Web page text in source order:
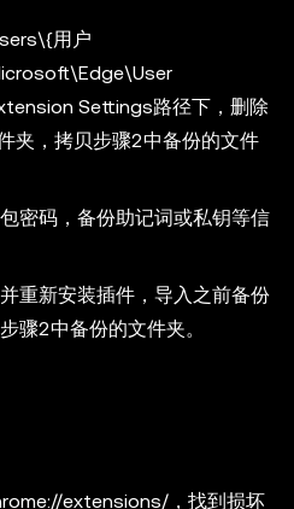
用户
Settings路径下，删除
夹，拷贝步骤2中备份的文件
密码，备份助记词或私钥等信
重新安装插件，导入之前备份
骤2中备份的文件夹。
extensions/，找到损坏